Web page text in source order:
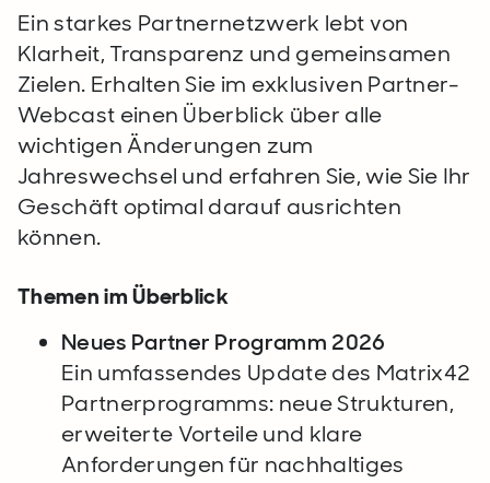
Ein starkes Partnernetzwerk lebt von
Klarheit, Transparenz und gemeinsamen
Zielen. Erhalten Sie im exklusiven Partner-
Webcast einen Überblick über alle
wichtigen Änderungen zum
Jahreswechsel und erfahren Sie, wie Sie Ihr
Geschäft optimal darauf ausrichten
können.
Themen im Überblick
Neues Partner Programm 2026
Ein umfassendes Update des Matrix42
Partnerprogramms: neue Strukturen,
erweiterte Vorteile und klare
Anforderungen für nachhaltiges